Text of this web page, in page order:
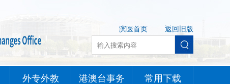
滨医首页 返回旧版
外专外教 港澳台事务 常用下载